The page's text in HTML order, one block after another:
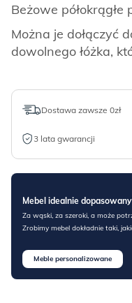
Beżowe półokrągłe
Można je dołączyć
dowolnego łóżka,
Dostawa zawsze 0zł
3 lata gwarancji
Mebel idealnie
Za wąski, za szeroki, a może
Zrobimy mebel dokładnie taki,
Meble personalizowane